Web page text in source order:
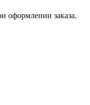
оформлении заказа.